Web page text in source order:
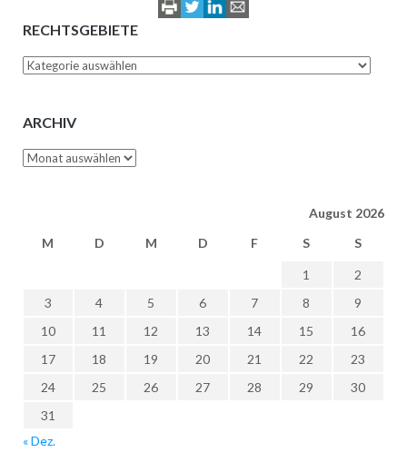
RECHTSGEBIETE
Rechtsgebiete
ARCHIV
Archiv
August 2026
M
D M D F S S
1
2
3
4 5 6 7 8
9
10
11 12 13 14 15
16
17
18 19 20 21 22
23
24
25 26 27 28 29
30
31
« Dez.